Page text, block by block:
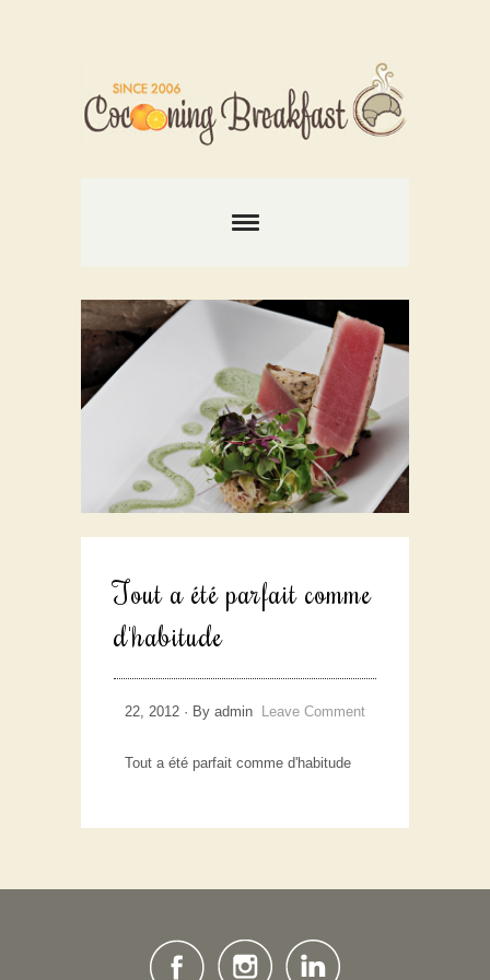
Tout a été parfait comme
d'habitude
22, 2012 · By admin Leave Comment
Tout a été parfait comme d'habitude